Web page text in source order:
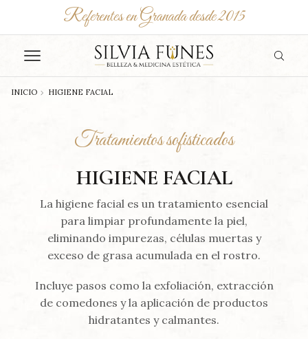
Referentes en Granada desde 2015
INICIO HIGIENE FACIAL
Tratamientos sofisticados
HIGIENE FACIAL
La higiene facial es un tratamiento esencial
para limpiar profundamente la piel,
eliminando impurezas, células muertas y
exceso de grasa acumulada en el rostro.
Incluye pasos como la exfoliación, extracción
de comedones y la aplicación de productos
hidratantes y calmantes.